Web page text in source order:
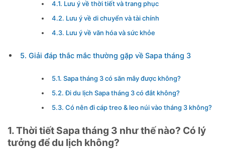
4.1. Lưu ý về thời tiết và trang phục
4.2. Lưu ý về di chuyển và tài chính
4.3. Lưu ý về văn hóa và sức khỏe
5. Giải đáp thắc mắc thường gặp về Sapa tháng 3
5.1. Sapa tháng 3 có săn mây được không?
5.2. Đi du lịch Sapa tháng 3 có đắt không?
5.3. Có nên đi cáp treo & leo núi vào tháng 3 không?
1. Thời tiết Sapa tháng 3 như thế nào? Có lý
tưởng để du lịch không?